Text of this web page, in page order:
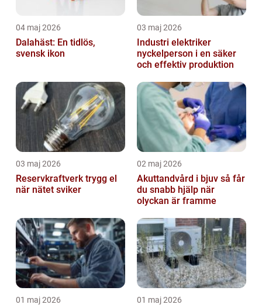
04 maj 2026
Dalahäst: En tidlös,
svensk ikon
03 maj 2026
Industri elektriker
nyckelperson i en säker
och effektiv produktion
03 maj 2026
Reservkraftverk trygg el
när nätet sviker
02 maj 2026
Akuttandvård i bjuv så får
du snabb hjälp när
olyckan är framme
01 maj 2026 01 maj 2026